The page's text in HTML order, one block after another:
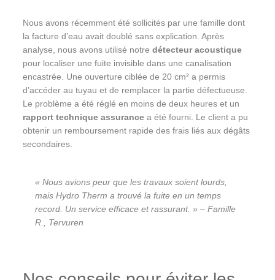
Nous avons récemment été sollicités par une famille dont
la facture d’eau avait doublé sans explication. Après
analyse, nous avons utilisé notredétecteur acoustique
pour localiser une fuite invisible dans une canalisation
encastrée. Une ouverture ciblée de 20 cm² a permis
d’accéder au tuyau et de remplacer la partie défectueuse.
Le problème a été réglé en moins de deux heures et un
rapport technique assurance a été fourni. Le client a pu
obtenir un remboursement rapide des frais liés aux dégâts
secondaires.
« Nous avions peur que les travaux soient lourds,
mais Hydro Therm a trouvé la fuite en un temps
record. Un service efficace et rassurant. » – Famille
R., Tervuren